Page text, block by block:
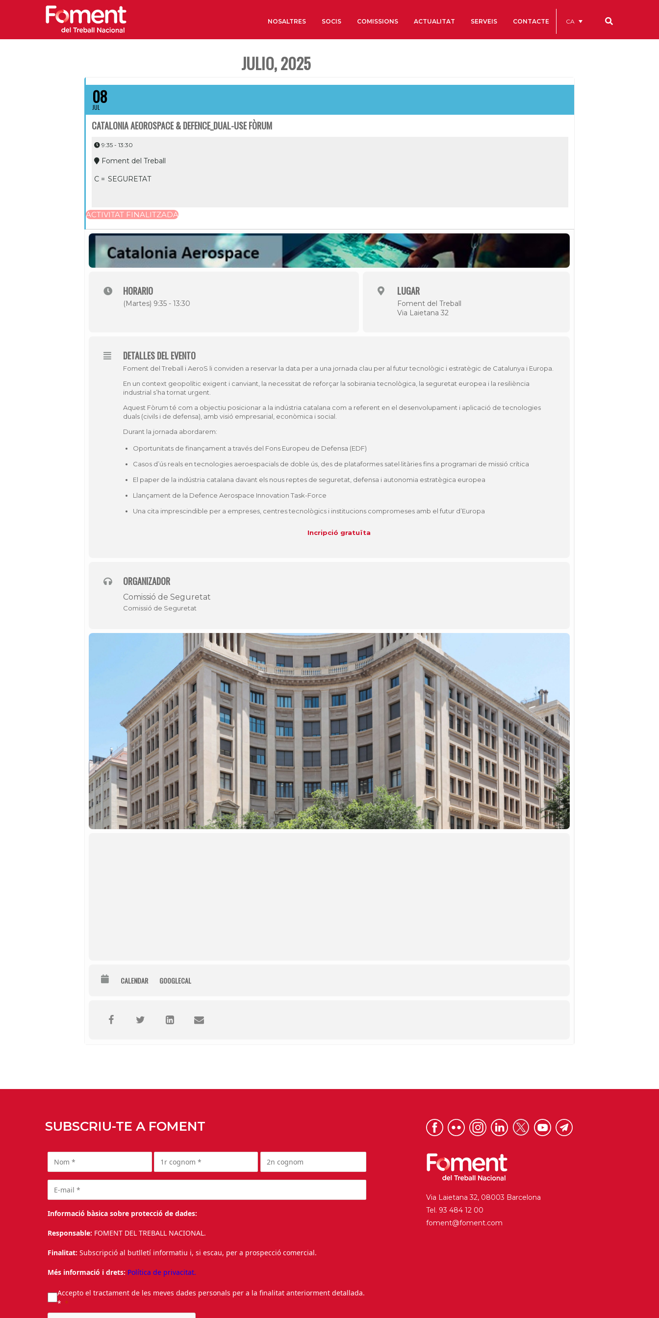
NOSALTRES
Història
Galeria de Presidents
Biblioteca Arxiu
SOCIS COMISSIONS ACTUALITAT SERVEIS CONTACTE CA
JULIO, 2025
08
JUL
CATALONIA AEOROSPACE & DEFENCE_DUAL-USE FÒRUM
9:35 - 13:30
Foment del Treball
C = SEGURETAT
ACTIVITAT FINALITZADA
HORARIO
(Martes) 9:35 - 13:30
LUGAR
Foment del Treball
Via Laietana 32
DETALLES DEL EVENTO
Foment del Treball i AeroS li conviden a reservar la data per a una jornada clau per al futur tecnològic i estratègic de Catalunya i Europa.
En un context geopolític exigent i canviant, la necessitat de reforçar la sobirania tecnològica, la seguretat europea i la resiliència
industrial s’ha tornat urgent.
Aquest Fòrum té com a objectiu posicionar a la indústria catalana com a referent en el desenvolupament i aplicació de tecnologies
duals (civils i de defensa), amb visió empresarial, econòmica i social.
Durant la jornada abordarem:
Oportunitats de finançament a través del Fons Europeu de Defensa (EDF)
Casos d’ús reals en tecnologies aeroespacials de doble ús, des de plataformes satel·litàries fins a programari de missió crítica
El paper de la indústria catalana davant els nous reptes de seguretat, defensa i autonomia estratègica europea
Llançament de la Defence Aerospace Innovation Task-Force
Una cita imprescindible per a empreses, centres tecnològics i institucions compromeses amb el futur d’Europa
Incripció gratuïta
ORGANIZADOR
Comissió de Seguretat
Comissió de Seguretat
CALENDAR GOOGLECAL
SUBSCRIU-TE A FOMENT
Informació bàsica sobre protecció de dades:
Responsable: FOMENT DEL TREBALL NACIONAL.
Finalitat: Subscripció al butlletí informatiu i, si escau, per a prospecció comercial.
Més informació i drets: Política de privacitat.
Accepto el tractament de les meves dades personals per a la finalitat anteriorment detallada.
*
Via Laietana 32, 08003 Barcelona
Tel. 93 484 12 00
foment@foment.com